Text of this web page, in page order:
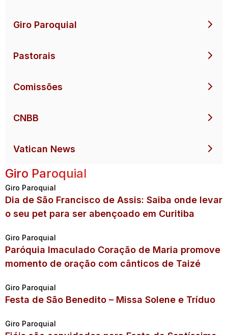
Giro Paroquial
Pastorais
Comissões
CNBB
Vatican News
Giro Paroquial
Giro Paroquial
Dia de São Francisco de Assis: Saiba onde levar
o seu pet para ser abençoado em Curitiba
Giro Paroquial
Paróquia Imaculado Coração de Maria promove
momento de oração com cânticos de Taizé
Giro Paroquial
Festa de São Benedito – Missa Solene e Tríduo
Giro Paroquial